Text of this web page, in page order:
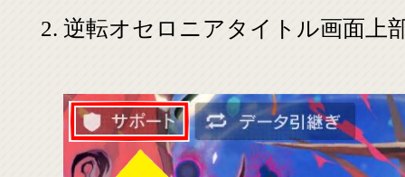
逆転オセロニアタイトル画面上